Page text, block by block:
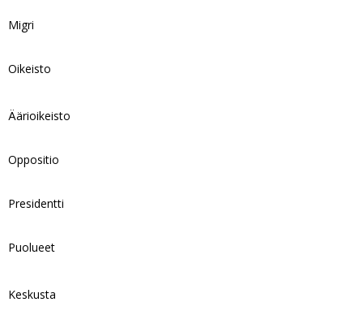
Migri
Oikeisto
Äärioikeisto
Oppositio
Presidentti
Puolueet
Keskusta